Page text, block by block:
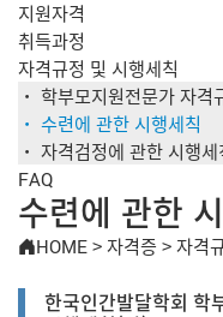
지원자격
취득과정
자격규정 및 시행세칙
학부모지원전문가 자격
수련에 관한 시행세칙
자격검정에 관한 시행세
FAQ
수련에 관한
HOME>자격증 >자격
한국인간발달학회 학